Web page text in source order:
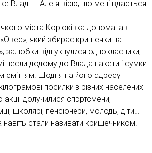
Влад. – Але я вірю, що мені вдасться
міста Корюківка допомагав
який збирає кришечки на
залюбки відгукнулися однокласники,
несли додому до Влада пакети і сумки
сміттям. Щодня на його адресу
посилки з різних населених
акції долучилися спортсмени,
школярі, пенсіонери, молодь, діти…
стали називати кришечником.